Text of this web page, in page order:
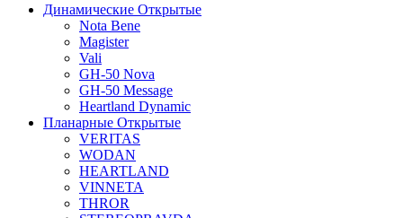
Динамические Открытые
Nota Bene
Magister
Vali
GH-50 Nova
GH-50 Message
Heartland Dynamic
Планарные Открытые
VERITAS
WODAN
HEARTLAND
VINNETA
THROR